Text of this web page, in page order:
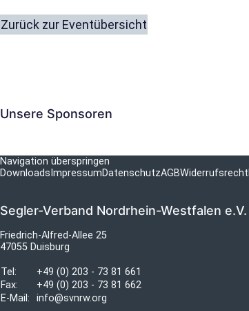
Zurück zur Eventübersicht
Unsere Sponsoren
Navigation überspringen
Downloads ImpressumDatenschutzAGBWiderrufsrecht
Segler-Verband Nordrhein-Westfalen e.V.
Friedrich-Alfred-Allee 25
47055 Duisburg
Tel:
+49 (0) 203 - 73 81 661
Fax:
+49 (0) 203 - 73 81 662
E-Mail:
info@svnrw.org